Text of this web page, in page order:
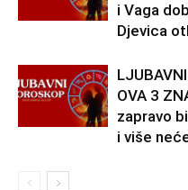
i Vaga
Djevica
OVA 3
zapravo
i više